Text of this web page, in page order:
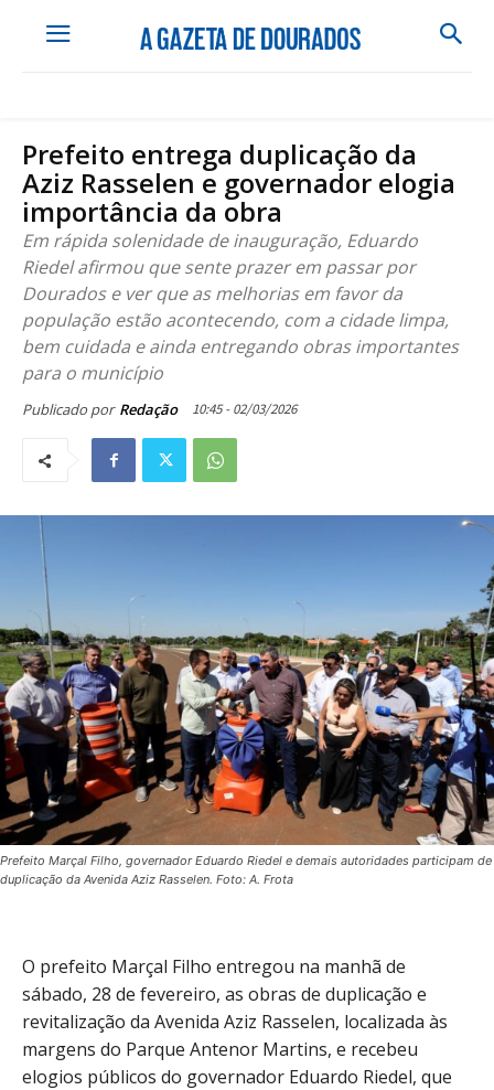
Prefeito entrega duplicação da
Aziz Rasselen e governador elogia
importância da obra
Em rápida solenidade de inauguração, Eduardo
Riedel afirmou que sente prazer em passar por
Dourados e ver que as melhorias em favor da
população estão acontecendo, com a cidade limpa,
bem cuidada e ainda entregando obras importantes
para o município
Publicado por Redação 10:45 - 02/03/2026
Prefeito Marçal Filho, governador Eduardo Riedel e demais autoridades participam de
duplicação da Avenida Aziz Rasselen. Foto: A. Frota
O prefeito Marçal Filho entregou na manhã de
sábado, 28 de fevereiro, as obras de duplicação e
revitalização da Avenida Aziz Rasselen, localizada às
margens do Parque Antenor Martins, e recebeu
elogios públicos do governador Eduardo Riedel, que